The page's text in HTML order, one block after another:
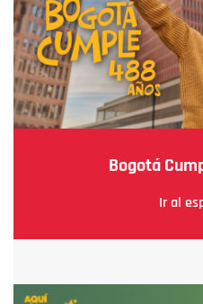
Bogotá
Ir al